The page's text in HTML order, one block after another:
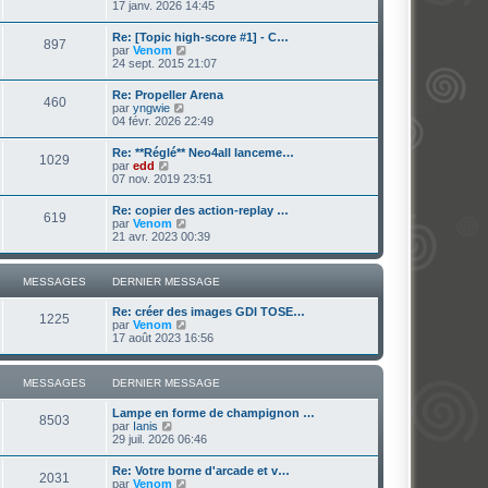
e
a
e
i
e
r
m
e
a
e
o
l
e
d
e
r
i
e
r
m
e
s
s
a
e
17 janv. 2026 14:45
897
Re: [Topic high-score #1] - C…
par Venom
o
r
l
e
d
e
r
i
e
r
m
e
s
s
g
e
24 sept. 2015 21:07
460
Re: Propeller Arena
par yngwie
o
r
e
d
e
r
n
i
e
r
m
e
s
a
g
e
04 févr. 2026 22:49
1029
Re: **Réglé** Neo4all lanceme…
par edd
o
e
d
e
n
i
e
r
m
s
a
g
e
07 nov. 2019 23:51
619
Re: copier des action-replay …
par Venom
o
r
e
d
e
n
i
e
r
s
a
g
e
21 avr. 2023 00:39
MESSAGES DERNIER MESSAGE
1225
Re: créer des images GDI TOSE…
par Venom
o
r
e
d
e
n
i
e
17 août 2023 16:56
MESSAGES DERNIER MESSAGE
8503
Lampe en forme de champignon …
par Ianis
o
l
29 juil. 2026 06:46
2031
Re: Votre borne d'arcade et v…
par Venom